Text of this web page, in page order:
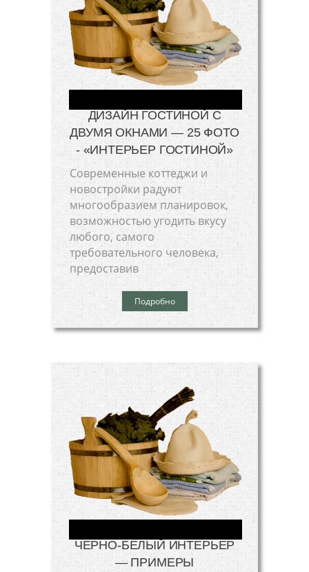
ДИЗАЙН ГОСТИНОЙ С
ДВУМЯ ОКНАМИ — 25 ФОТО
- «ИНТЕРЬЕР ГОСТИНОЙ»
Современные коттеджи и
новостройки радуют
многообразием планировок,
возможностью угодить вкусу
любого, самого
требовательного человека,
предоставив
Подробно
ЧЕРНО-БЕЛЫЙ ИНТЕРЬЕР
— ПРИМЕРЫ